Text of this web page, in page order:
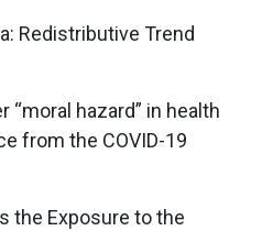
Redistributive Trend
“moral hazard” in health
from the COVID-19
the Exposure to the